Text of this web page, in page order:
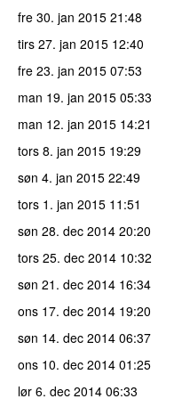
fre 30. jan 2015 21:48
tirs 27. jan 2015 12:40
fre 23. jan 2015 07:53
man 19. jan 2015 05:33
man 12. jan 2015 14:21
tors 8. jan 2015 19:29
søn 4. jan 2015 22:49
tors 1. jan 2015 11:51
søn 28. dec 2014 20:20
tors 25. dec 2014 10:32
søn 21. dec 2014 16:34
ons 17. dec 2014 19:20
søn 14. dec 2014 06:37
ons 10. dec 2014 01:25
lør 6. dec 2014 06:33